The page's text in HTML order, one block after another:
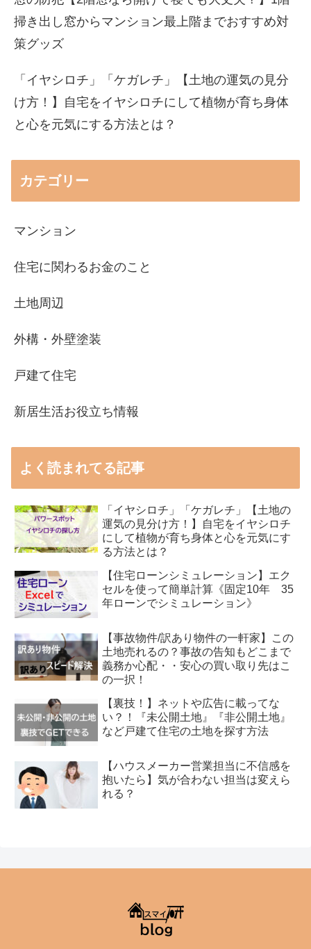
掃き出し窓からマンション最上階までおすすめ対
策グッズ
「イヤシロチ」「ケガレチ」【土地の運気の見分
け方！】自宅をイヤシロチにして植物が育ち身体
と心を元気にする方法とは？
カテゴリー
マンション
住宅に関わるお金のこと
土地周辺
外構・外壁塗装
戸建て住宅
新居生活お役立ち情報
よく読まれてる記事
「イヤシロチ」「ケガレチ」【土地の
運気の見分け方！】自宅をイヤシロチ
にして植物が育ち身体と心を元気にす
る方法とは？
【住宅ローンシミュレーション】エク
セルを使って簡単計算《固定10年 35
年ローンでシミュレーション》
【事故物件/訳あり物件の一軒家】この
土地売れるの？事故の告知もどこまで
義務か心配・・安心の買い取り先はこ
の一択！
【裏技！】ネットや広告に載ってな
い？！『未公開土地』『非公開土地』
など戸建て住宅の土地を探す方法
【ハウスメーカー営業担当に不信感を
抱いたら】気が合わない担当は変えら
れる？